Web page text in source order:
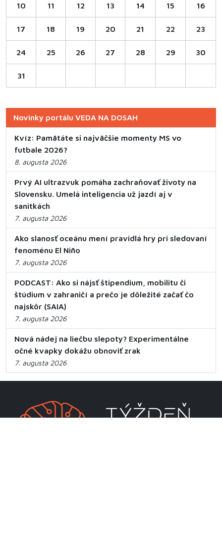
10 11 12 13 14 15 16
17 18 19 20 21 22 23
24 25 26 27 28 29 30
31
Novinky portálu VEDA NA DOSAH
Kvíz: Pamätáte si najväčšie momenty MS vo
futbale 2026?
8. augusta 2026
Prvý AI ultrazvuk pomáha zachraňovať životy na
Slovensku. Umelá inteligencia už jazdí aj v
sanitkách
7. augusta 2026
Ako slanosť oceánu mení pravidlá hry pri sledovaní
fenoménu El Niño
7. augusta 2026
PODCAST: Ako si nájsť štipendium, mobilitu či
štúdium v zahraničí a prečo je dôležité začať čo
najskôr (SAIA)
7. augusta 2026
Nová nádej na liečbu slepoty? Experimentálne
očné kvapky dokážu obnoviť zrak
7. augusta 2026